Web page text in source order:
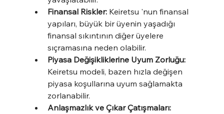
Finansal Riskler: Keiretsu 'nun finansal
yapıları, büyük bir üyenin yaşadığı
finansal sıkıntının diğer üyelere
sıçramasına neden olabilir.
Piyasa Değişikliklerine Uyum Zorluğu:
Keiretsu modeli, bazen hızla değişen
piyasa koşullarına uyum sağlamakta
zorlanabilir.
Anlaşmazlık ve Çıkar Çatışmaları: